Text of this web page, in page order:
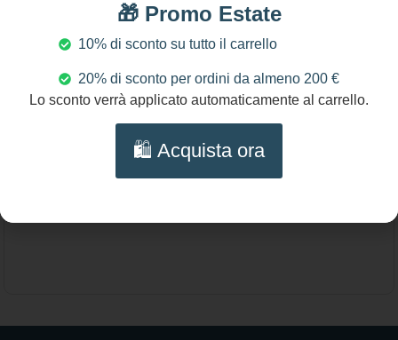
54,00€
Orecchini siciliani, orecchini con cuore
sacro, orecchini grappolo corallo autentico,
🎁 Promo Estate
10% di sconto su tutto il carrello
20% di sconto per ordini da almeno 200 €
Lo sconto verrà applicato automaticamente al carrello.
🛍️ Acquista ora